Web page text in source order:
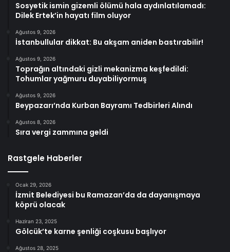
Sosyetik ismin gizemli ölümü hala aydınlatılamadı:
Dilek Ertek’in hayatı film oluyor
Ağustos 9, 2026
İstanbullular dikkat: Bu akşam aniden bastırabilir!
Ağustos 9, 2026
Toprağın altındaki gizli mekanizma keşfedildi:
Tohumlar yağmuru duyabiliyormuş
Ağustos 9, 2026
Beypazarı’nda Kurban Bayramı Tedbirleri Alındı
Ağustos 8, 2026
Sıra vergi zammına geldi
Rastgele Haberler
Ocak 29, 2026
İzmit Belediyesi bu Ramazan’da da dayanışmaya
köprü olacak
Haziran 23, 2025
Gölcük’te karne şenliği coşkusu başlıyor
Ağustos 28, 2025